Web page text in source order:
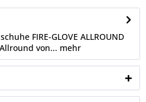
FIRE-GLOVE ALLROUND
von... mehr